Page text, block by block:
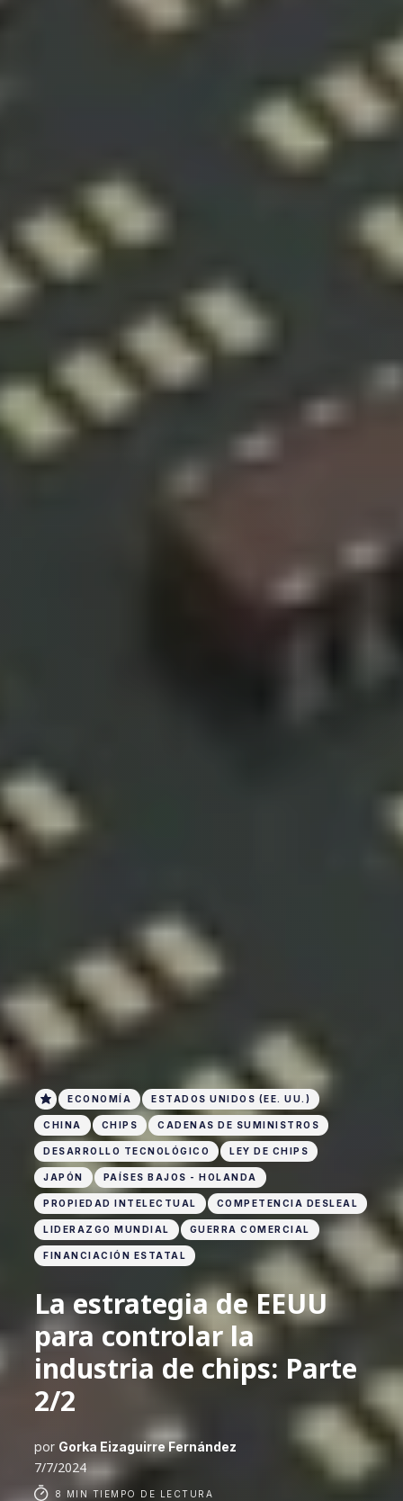
ECONOMÍA ESTADOS UNIDOS (EE. UU.)
CHINA CHIPS CADENAS DE SUMINISTROS
DESARROLLO TECNOLÓGICO LEY DE CHIPS
JAPÓN PAÍSES BAJOS - HOLANDA
PROPIEDAD INTELECTUAL COMPETENCIA DESLEAL
LIDERAZGO MUNDIAL GUERRA COMERCIAL
FINANCIACIÓN ESTATAL
La estrategia de EEUU
para controlar la
industria de chips: Parte
2/2
por Gorka Eizaguirre Fernández
7/7/2024
8 MIN TIEMPO DE LECTURA